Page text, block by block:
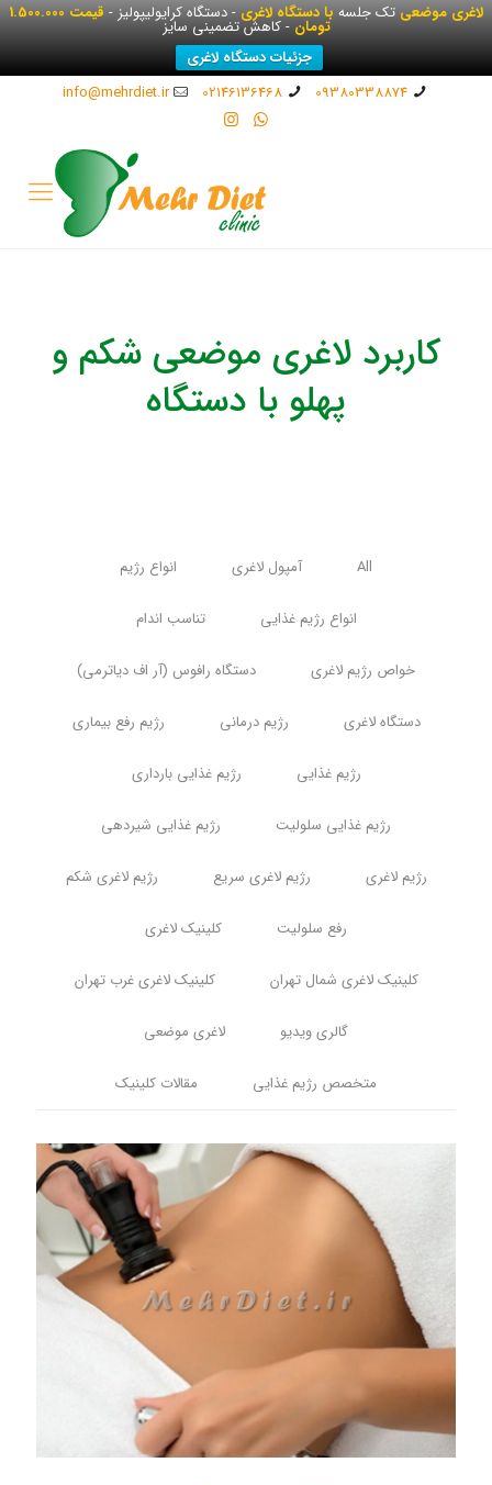
لاغری موضعیتک جلسهبا دستگاه لاغری- دستگاه کرایولیپولیز - قیمت 1.500.000
تومان- کاهش تضمینی سایز
جزئیات دستگاه لاغری
09380338874
02146136468
info@mehrdiet.ir
کاربرد لاغری موضعی شکم و
پهلو با دستگاه
All آمپول لاغری انواع رژیم
انواع رژیم غذایی تناسب اندام
خواص رژیم لاغری دستگاه رافوس (آر اف دیاترمی)
دستگاه لاغری رژیم درمانی رژیم رفع بیماری
رژیم غذایی رژیم غذایی بارداری
رژیم غذایی سلولیت رژیم غذایی شیردهی
رژیم لاغری رژیم لاغری سریع رژیم لاغری شکم
رفع سلولیت کلینیک لاغری
کلینیک لاغری شمال تهران کلینیک لاغری غرب تهران
گالری ویدیو لاغری موضعی
متخصص رژیم غذایی مقالات کلینیک